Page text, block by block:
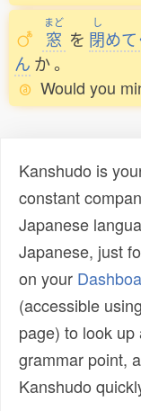
まど
窓 を
し
閉め
ん か。
Would you
Kanshudo is
constant
Japanese
Japanese, just
on your
(accessible
page) to look
grammar point,
Kanshudo